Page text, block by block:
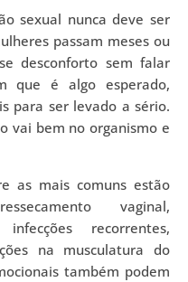
sexual nunca deve ser
passam meses ou
desconforto sem falar
que é algo esperado,
para ser levado a sério.
vai bem no organismo e
as mais comuns estão
vaginal,
recorrentes,
na musculatura do
também podem